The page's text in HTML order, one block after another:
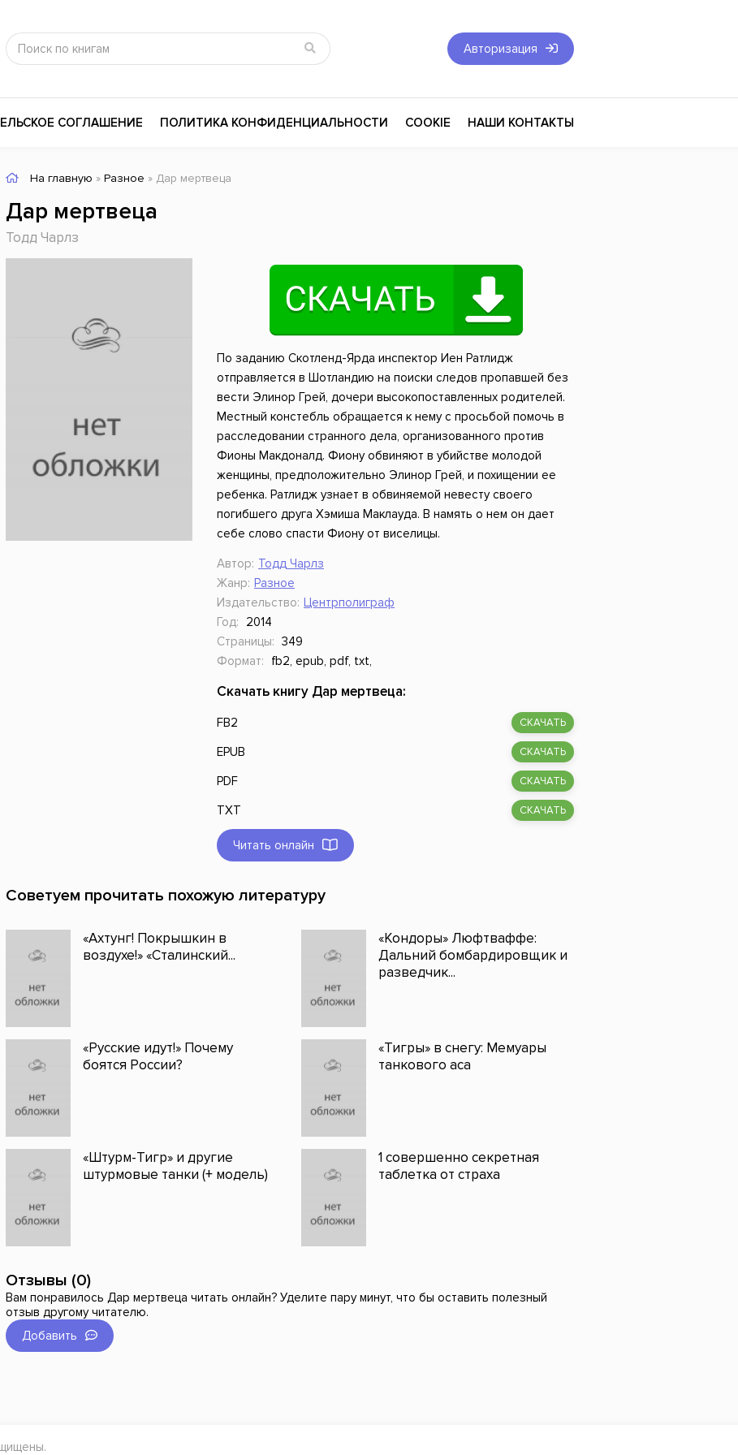
Авторизация
и здоровье
литература
Любовные романы
Современная проза
История России
Юмор и сатира
Эзотерика
Экономика
СОГЛАШЕНИЕ ПОЛИТИКА КОНФИДЕНЦИАЛЬНОСТИ COOKIE НАШИ КОНТАКТЫ
На главную » Разное » Дар мертвеца
Дар мертвеца
Тодд Чарлз
По заданию Скотленд-Ярда инспектор Иен Ратлидж
отправляется в Шотландию на поиски следов пропавшей без
вести Элинор Грей, дочери высокопоставленных родителей.
Местный констебль обращается к нему с просьбой помочь в
расследовании странного дела, организованного против
Фионы Макдоналд. Фиону обвиняют в убийстве молодой
женщины, предположительно Элинор Грей, и похищении ее
ребенка. Ратлидж узнает в обвиняемой невесту своего
погибшего друга Хэмиша Маклауда. В намять о нем он дает
себе слово спасти Фиону от виселицы.
Автор: Тодд Чарлз
Жанр: Разное
Издательство: Центрполиграф
Год:
2014
Страницы: 349
Формат:
fb2, epub, pdf, txt,
Скачать книгу Дар мертвеца:
FB2 СКАЧАТЬ
EPUB СКАЧАТЬ
PDF СКАЧАТЬ
TXT СКАЧАТЬ
Читать онлайн
Советуем прочитать похожую литературу
«Ахтунг! Покрышкин в
воздухе!» «Сталинский...
«Кондоры» Люфтваффе:
Дальний бомбардировщик и
разведчик...
«Русские идут!» Почему
боятся России?
«Тигры» в снегу: Мемуары
танкового аса
«Штурм-Тигр» и другие
штурмовые танки (+ модель)
1 совершенно секретная
таблетка от страха
Отзывы (0)
Вам понравилось Дар мертвеца читать онлайн? Уделите пару минут, что бы оставить полезный
отзыв другому читателю.
Добавить